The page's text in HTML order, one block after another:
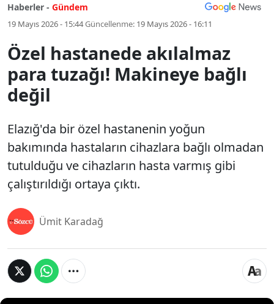
Haberler - Gündem
19 Mayıs 2026 - 15:44Güncellenme: 19 Mayıs 2026 - 16:11
Özel hastanede akılalmaz
para tuzağı! Makineye bağlı
değil
Elazığ'da bir özel hastanenin yoğun
bakımında hastaların cihazlara bağlı olmadan
tutulduğu ve cihazların hasta varmış gibi
çalıştırıldığı ortaya çıktı.
Ümit Karadağ